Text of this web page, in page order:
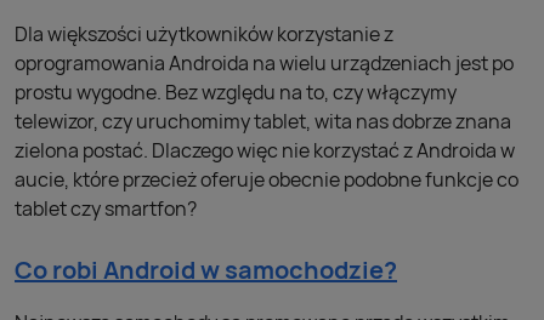
Dla większości użytkowników korzystanie z
oprogramowania Androida na wielu urządzeniach jest po
prostu wygodne. Bez względu na to, czy włączymy
telewizor, czy uruchomimy tablet, wita nas dobrze znana
zielona postać. Dlaczego więc nie korzystać z Androida w
aucie, które przecież oferuje obecnie podobne funkcje co
tablet czy smartfon?
Co robi Android w samochodzie?